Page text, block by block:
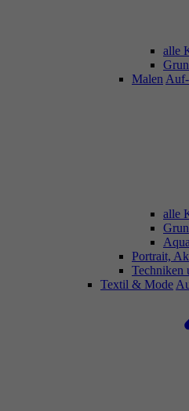
alle
Malen
alle
Portrait,
Techniken
Textil & Mode